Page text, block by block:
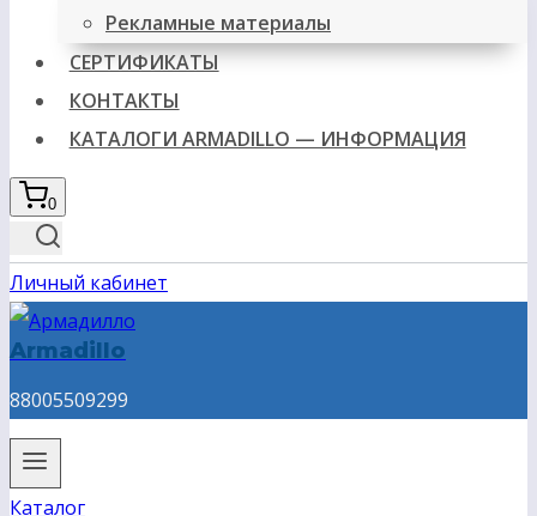
Рекламные материалы
СЕРТИФИКАТЫ
КОНТАКТЫ
КАТАЛОГИ ARMADILLO — ИНФОРМАЦИЯ
0
Личный кабинет
Armadillo
88005509299
Каталог